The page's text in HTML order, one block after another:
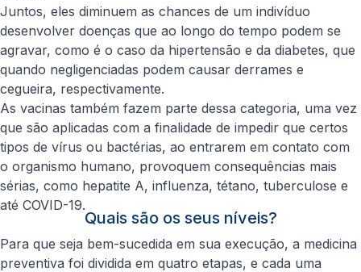
Juntos, eles diminuem as chances de um indivíduo
desenvolver doenças que ao longo do tempo podem se
agravar, como é o caso da hipertensão e da diabetes, que
quando negligenciadas podem causar derrames e
cegueira, respectivamente.
As vacinas também fazem parte dessa categoria, uma vez
que são aplicadas com a finalidade de impedir que certos
tipos de vírus ou bactérias, ao entrarem em contato com
o organismo humano, provoquem consequências mais
sérias, como hepatite A, influenza, tétano, tuberculose e
até COVID-19.
Quais são os seus níveis?
Para que seja bem-sucedida em sua execução, a medicina
preventiva foi dividida em quatro etapas, e cada uma